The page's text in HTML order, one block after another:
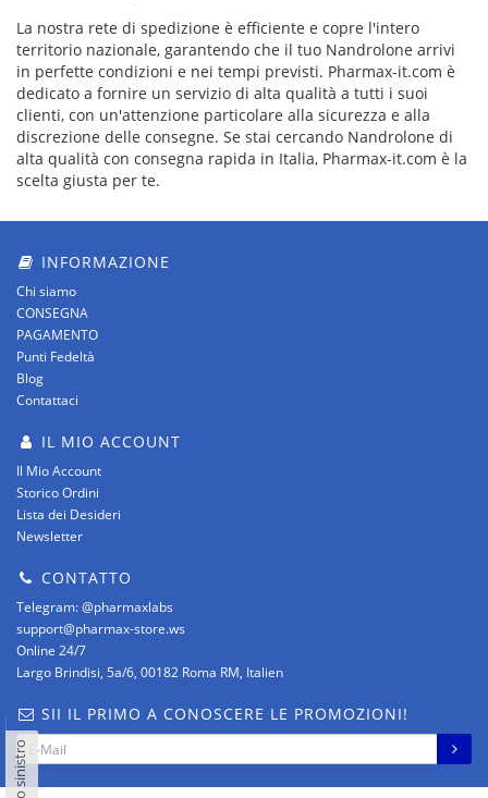
La nostra rete di spedizione è efficiente e copre l'intero
territorio nazionale, garantendo che il tuo Nandrolone arrivi
in perfette condizioni e nei tempi previsti. Pharmax-it.com è
dedicato a fornire un servizio di alta qualità a tutti i suoi
clienti, con un'attenzione particolare alla sicurezza e alla
discrezione delle consegne. Se stai cercando Nandrolone di
alta qualità con consegna rapida in Italia, Pharmax-it.com è la
scelta giusta per te.
INFORMAZIONE
Chi siamo
CONSEGNA
PAGAMENTO
Punti Fedeltà
Blog
Contattaci
IL MIO ACCOUNT
Il Mio Account
Storico Ordini
Lista dei Desideri
Newsletter
CONTATTO
Telegram: @pharmaxlabs
support@pharmax-store.ws
Online 24/7
Largo Brindisi, 5a/6, 00182 Roma RM, Italien
SII IL PRIMO A CONOSCERE LE PROMOZIONI!